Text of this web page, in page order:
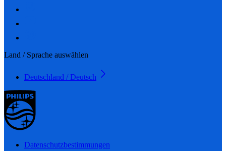
Land / Sprache auswählen
Deutschland / Deutsch
Datenschutzbestimmungen